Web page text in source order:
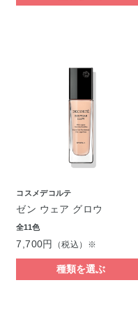
コスメデコルテ
ゼン ウェア グロウ
全11色
7,700円 （税込）※
種類を選ぶ